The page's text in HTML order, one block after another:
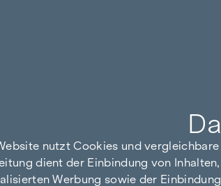
nutzt Cookies und
dient der Einbindung von
Werbung sowie der